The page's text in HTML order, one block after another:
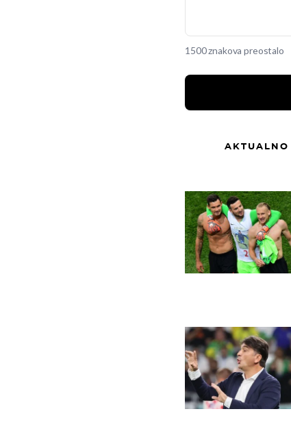
1500 znakova preostalo
AKTUALNO